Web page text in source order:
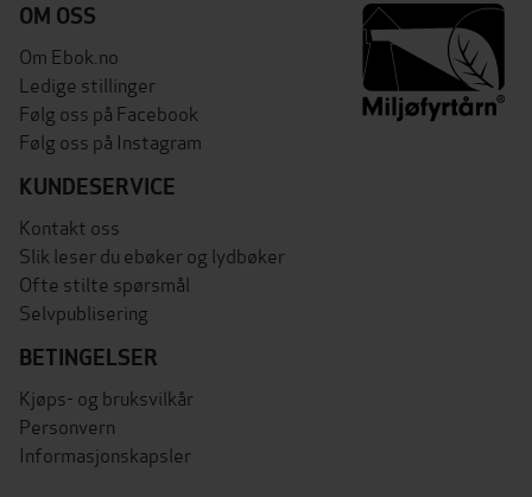
OM OSS
Om Ebok.no
Ledige stillinger
Følg oss på Facebook
Følg oss på Instagram
KUNDESERVICE
Kontakt oss
Slik leser du ebøker og lydbøker
Ofte stilte spørsmål
Selvpublisering
BETINGELSER
Kjøps- og bruksvilkår
Personvern
Informasjonskapsler